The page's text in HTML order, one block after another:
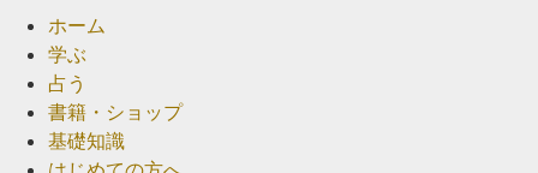
ホーム
学ぶ
占う
書籍・ショップ
基礎知識